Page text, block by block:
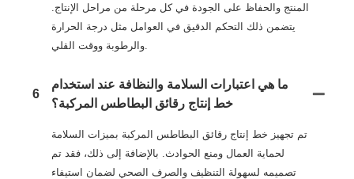
المنتج والحفاظ على الجودة في كل مرحلة من مراحل الإنتاج.
يتضمن ذلك التحكم الدقيق في العوامل مثل درجة الحرارة
6
ما هي اعتبارات السلامة والنظافة عند استخدام
خط إنتاج رقائق البطاطس المركبة؟
تم تجهيز خط إنتاج رقائق البطاطس المركبة بميزات السلامة
لحماية العمال ومنع الحوادث. بالإضافة إلى ذلك، فقد تم
تصميمه لسهولة التنظيف والصرف الصحي لضمان استيفاء